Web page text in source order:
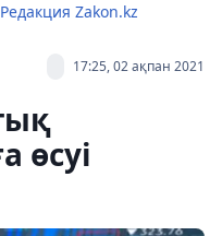
Редакция Zakon.kz
17:25, 02 ақпан 2021
өсуі